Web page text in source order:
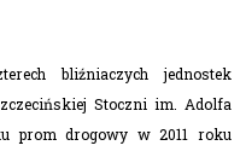
bliźniaczych jednostek
Stoczni im. Adolfa
prom drogowy w 2011 roku